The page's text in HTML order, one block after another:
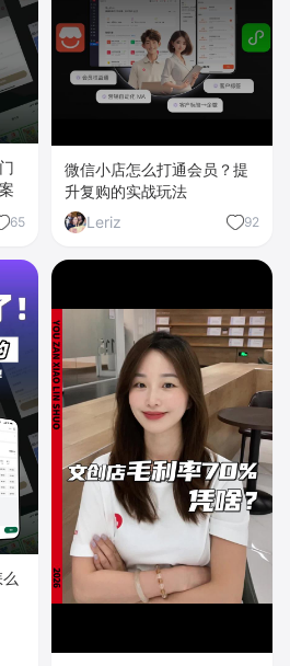
65
微信小店怎么打通会员？提
升复购的实战玩法
Leriz
92